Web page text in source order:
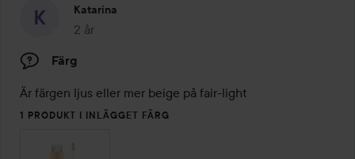
Katarina
2 år
Inlägget skapades 2 år
Färg
Är färgen ljus eller mer beige på fair-light
1 PRODUKT I INLÄGGET FÄRG